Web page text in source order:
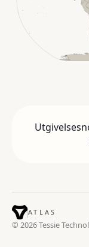
ATLAS
© 2026 Tessie